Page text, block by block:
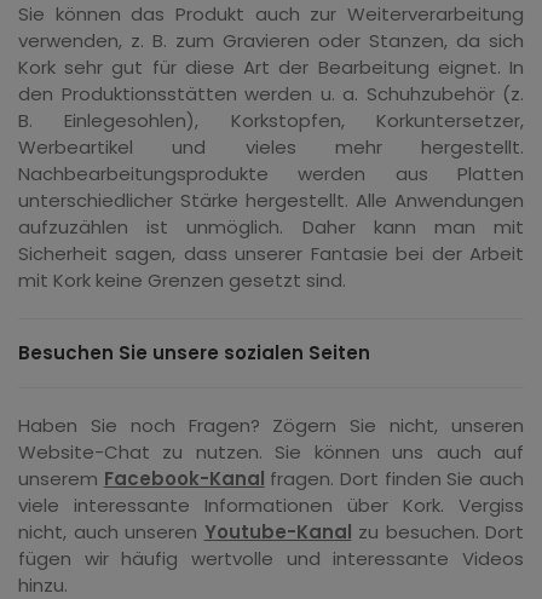
Sie können das Produkt auch zur Weiterverarbeitung
verwenden, z. B. zum Gravieren oder Stanzen, da sich
Kork sehr gut für diese Art der Bearbeitung eignet. In
den Produktionsstätten werden u. a. Schuhzubehör (z.
B. Einlegesohlen), Korkstopfen, Korkuntersetzer,
Werbeartikel und vieles mehr hergestellt.
Nachbearbeitungsprodukte werden aus Platten
unterschiedlicher Stärke hergestellt. Alle Anwendungen
aufzuzählen ist unmöglich. Daher kann man mit
Sicherheit sagen, dass unserer Fantasie bei der Arbeit
mit Kork keine Grenzen gesetzt sind.
Besuchen Sie unsere sozialen Seiten
Haben Sie noch Fragen? Zögern Sie nicht, unseren
Website-Chat zu nutzen. Sie können uns auch auf
unserem Facebook-Kanal fragen. Dort finden Sie auch
viele interessante Informationen über Kork. Vergiss
nicht, auch unseren Youtube-Kanal zu besuchen. Dort
fügen wir häufig wertvolle und interessante Videos
hinzu.